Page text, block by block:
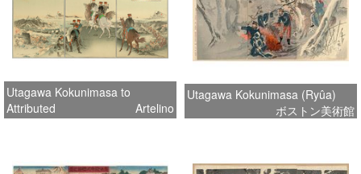
Utagawa Kokunimasa to
Attributed
Artelino
Utagawa Kokunimasa (Ryûa)
ボストン美術館